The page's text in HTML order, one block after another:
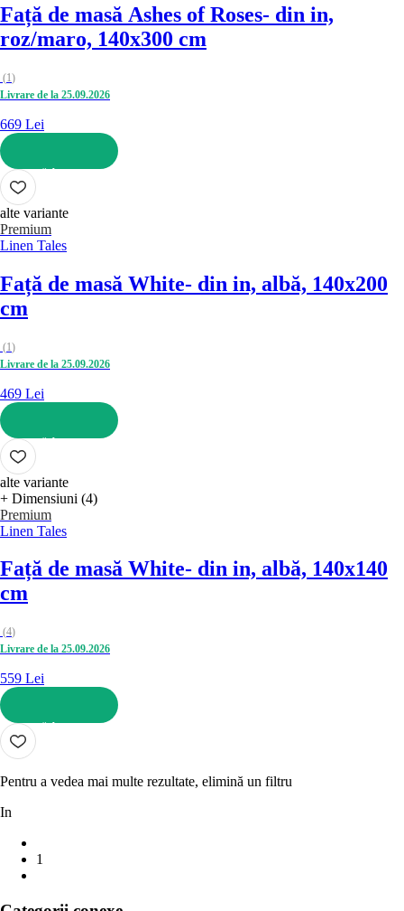
Față de masă Ashes of Roses- din in,
roz/maro, 140x300 cm
(1)
Livrare de la 25.09.2026
669 Lei
ADAUGĂ ÎN COȘ
alte variante
Premium
Linen Tales
Față de masă White- din in, albă, 140x200
cm
(1)
Livrare de la 25.09.2026
469 Lei
ADAUGĂ ÎN COȘ
alte variante
+ Dimensiuni (4)
Premium
Linen Tales
Față de masă White- din in, albă, 140x140
cm
(4)
Livrare de la 25.09.2026
559 Lei
ADAUGĂ ÎN COȘ
Pentru a vedea mai multe rezultate, elimină un filtru
In
1